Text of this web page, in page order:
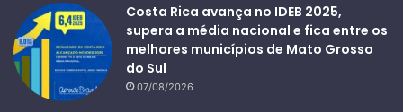
Costa Rica avança no IDEB 2025,
supera a média nacional e fica entre os
melhores municípios de Mato Grosso
do Sul
07/08/2026